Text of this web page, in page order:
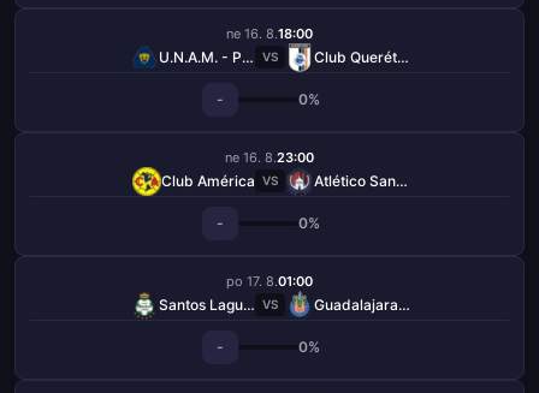
ne 16. 8.18:00
U.N.A.M. - Pumas VS Club Querétaro
- 0%
ne 16. 8.23:00
Club América VS Atlético San Luis
- 0%
po 17. 8.01:00
Santos Laguna VS Guadalajara Chivas
- 0%